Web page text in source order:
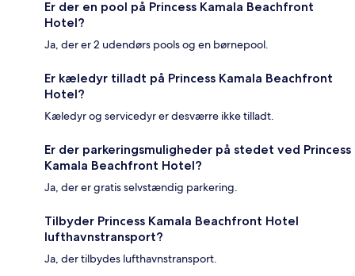
Er der en pool på Princess Kamala Beachfront
Hotel?
Ja, der er 2 udendørs pools og en børnepool.
Er kæledyr tilladt på Princess Kamala Beachfront
Hotel?
Kæledyr og servicedyr er desværre ikke tilladt.
Er der parkeringsmuligheder på stedet ved Princess
Kamala Beachfront Hotel?
Ja, der er gratis selvstændig parkering.
Tilbyder Princess Kamala Beachfront Hotel
lufthavnstransport?
Ja, der tilbydes lufthavnstransport.